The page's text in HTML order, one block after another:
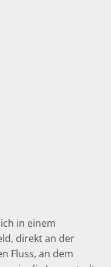
in einem
direkt an der
Fluss, an dem